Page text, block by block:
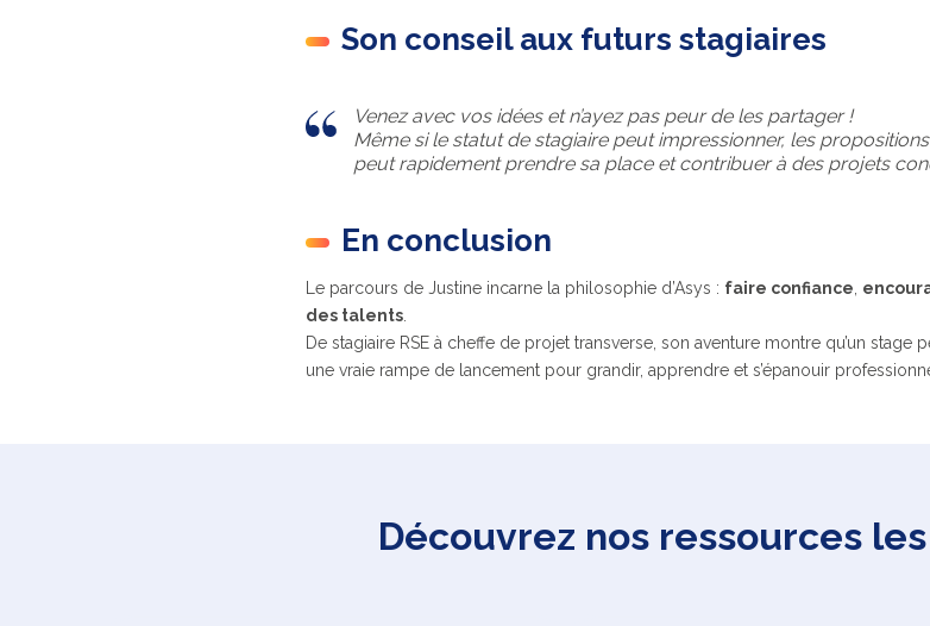
Son conseil aux futurs stagiaires
Venez avec vos idées et n’ayez pas peur de les partager !
Même si le statut de stagiaire peut impressionner, les
peut rapidement prendre sa place et contribuer à des projets
En conclusion
Le parcours de Justine incarne la philosophie d’Asys : faire confiance
des talents
De stagiaire RSE à cheffe de projet transverse, son aventure montre qu’un stage
une vraie rampe de lancement pour grandir, apprendre et s’épanouir
Découvrez nos ressources